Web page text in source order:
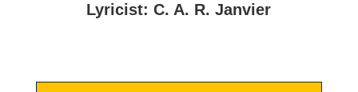
Lyricist: C. A. R. Janvier